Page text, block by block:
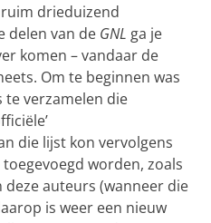
drieduizend
delen van de GNL ga je
komen – vandaar de
Om te beginnen was
verzamelen die
die lijst kon vervolgens
worden, zoals
deze auteurs (wanneer die
is weer een nieuw